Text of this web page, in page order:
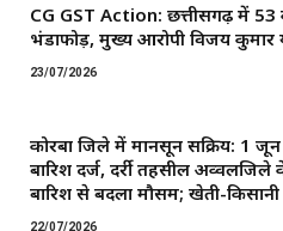
CG GST Action: छत्तीसगढ़ में 53
भंडाफोड़, मुख्य आरोपी विजय कुमार
23/07/2026
कोरबा जिले में मानसून सक्रिय: 1
बारिश दर्ज, दर्री तहसील
बारिश से बदला मौसम; खेती-
22/07/2026